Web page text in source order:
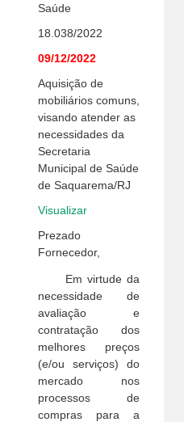
Saúde
18.038/2022
09/12/2022
Aquisição de
mobiliários comuns,
visando atender as
necessidades da
Secretaria
Municipal de Saúde
de Saquarema/RJ
Visualizar
Prezado
Fornecedor,
Em virtude da
necessidade de
avaliação e
contratação dos
melhores preços
(e/ou serviços) do
mercado nos
processos de
compras para a